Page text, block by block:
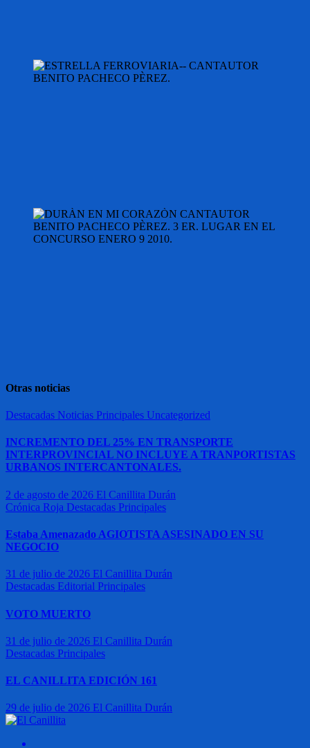
Otras noticias
Destacadas Noticias Principales Uncategorized
INCREMENTO DEL 25% EN TRANSPORTE
INTERPROVINCIAL NO INCLUYE A TRANPORTISTAS
URBANOS INTERCANTONALES.
2 de agosto de 2026 El Canillita Durán
Crónica Roja Destacadas Principales
Estaba Amenazado AGIOTISTA ASESINADO EN SU
NEGOCIO
31 de julio de 2026 El Canillita Durán
Destacadas Editorial Principales
VOTO MUERTO
31 de julio de 2026 El Canillita Durán
Destacadas Principales
EL CANILLITA EDICIÓN 161
29 de julio de 2026 El Canillita Durán